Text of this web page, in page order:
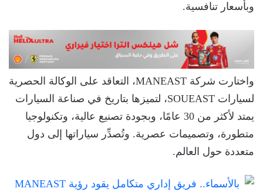
وبأسعار تنافسية.
واختارت شركة MANEAST، التعاقد على الوكالة الحصرية
لسيارات SOUEAST، لتميزها بتاريخ في صناعة السيارات
يمتد لأكثر من 30 عامًا، وبجودة تصنيع عالية، وتكنولوجيا
متطورة، وتصميمات عصرية. وتُصدِّر سياراتها إلى دول
متعددة حول العالم.